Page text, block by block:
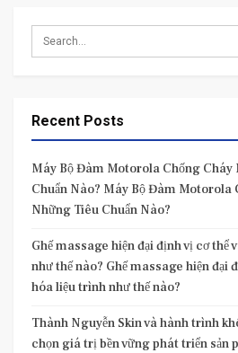
Recent Posts
Máy Bộ Đàm Motorola Chống Cháy
Chuẩn Nào? Máy Bộ Đàm Motorola
Những Tiêu Chuẩn Nào?
Ghế massage hiện đại định vị cơ thể
như thế nào? Ghế massage hiện đại
hóa liệu trình như thế nào?
Thành Nguyễn Skin và hành trình
chọn giá trị bền vững phát triển sản